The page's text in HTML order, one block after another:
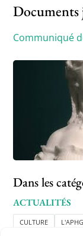
Communiqué
Dans les
ACTUALITÉS
CULTURE